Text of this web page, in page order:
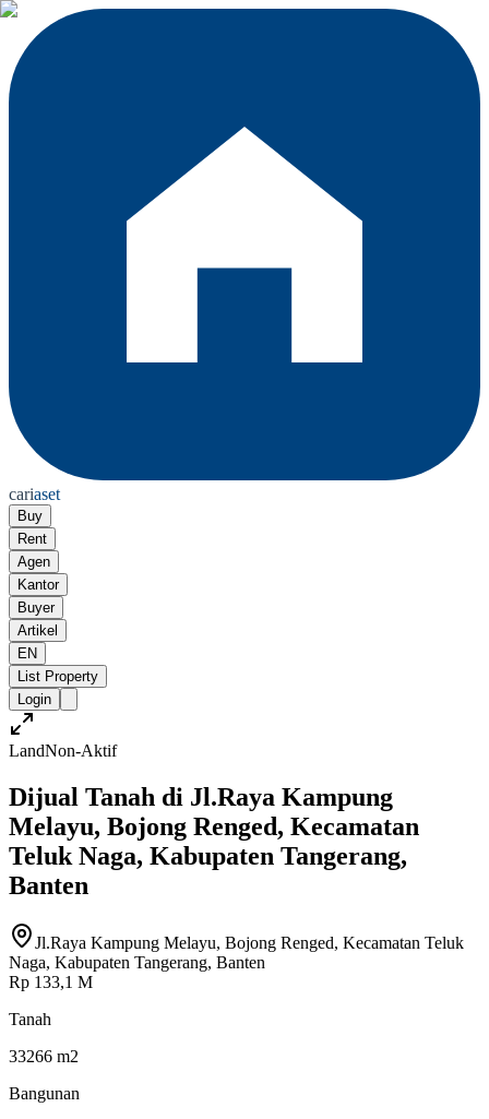
cariaset
Buy
Rent
Agen
Kantor
Buyer
Artikel
EN
List Property
Login
LandNon-Aktif
Dijual Tanah di Jl.Raya Kampung
Melayu, Bojong Renged, Kecamatan
Teluk Naga, Kabupaten Tangerang,
Banten
Jl.Raya Kampung Melayu, Bojong Renged, Kecamatan Teluk
Naga, Kabupaten Tangerang, Banten
Rp 133,1 M
Tanah
33266 m2
Bangunan